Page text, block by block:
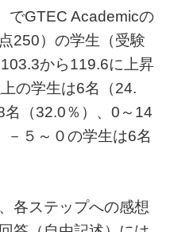
でGTEC Academicの
250）の学生（受験
から119.6に上昇
の学生は6名（24.
（32.0％）、0～14
５～０の学生は6名
各ステップへの感想